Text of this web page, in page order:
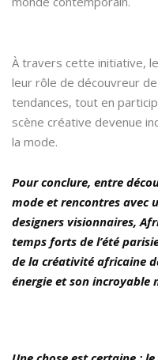
À travers cette initiative,
leur rôle de découvreur
tendances, tout en
scène créative devenue
la mode.
Pour conclure, entre
mode et rencontres avec
designers visionnaires,
temps forts de l’été
de la créativité africaine
énergie et son incroyable